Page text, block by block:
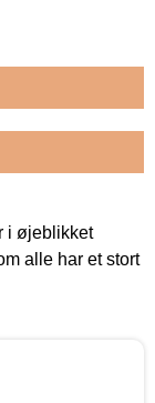
i øjeblikket
alle har et stort